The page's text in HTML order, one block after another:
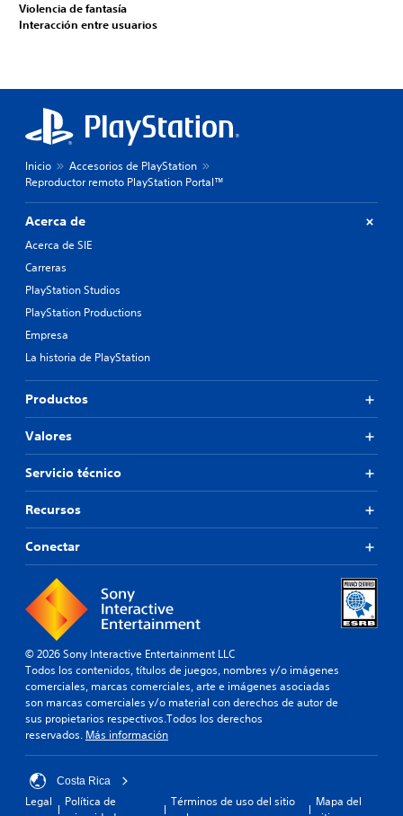
Violencia de fantasía
Interacción entre usuarios
Inicio
Accesorios de PlayStation
Reproductor remoto PlayStation Portal™
Acerca de
Acerca de SIE
Carreras
PlayStation Studios
PlayStation Productions
Empresa
La historia de PlayStation
Productos
Valores
Servicio técnico
Recursos
Conectar
© 2026 Sony Interactive Entertainment LLC
Todos los contenidos, títulos de juegos, nombres y/o imágenes
comerciales, marcas comerciales, arte e imágenes asociadas
son marcas comerciales y/o material con derechos de autor de
sus propietarios respectivos.Todos los derechos
reservados. Más información
Costa Rica
Legal
Política de
Términos de uso del sitio
Mapa del